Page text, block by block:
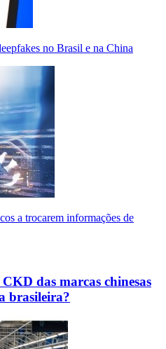
no Brasil e na China
a trocarem informações de
das marcas chinesas
brasileira?